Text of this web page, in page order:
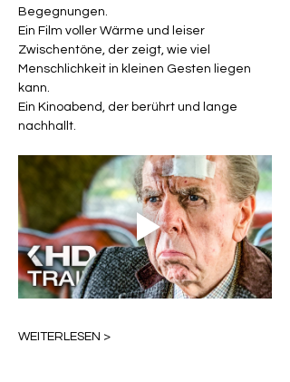
Begegnungen.
Ein Film voller Wärme und leiser
Zwischentöne, der zeigt, wie viel
Menschlichkeit in kleinen Gesten liegen
kann.
Ein Kinoabend, der berührt und lange
nachhallt.
WEITERLESEN >